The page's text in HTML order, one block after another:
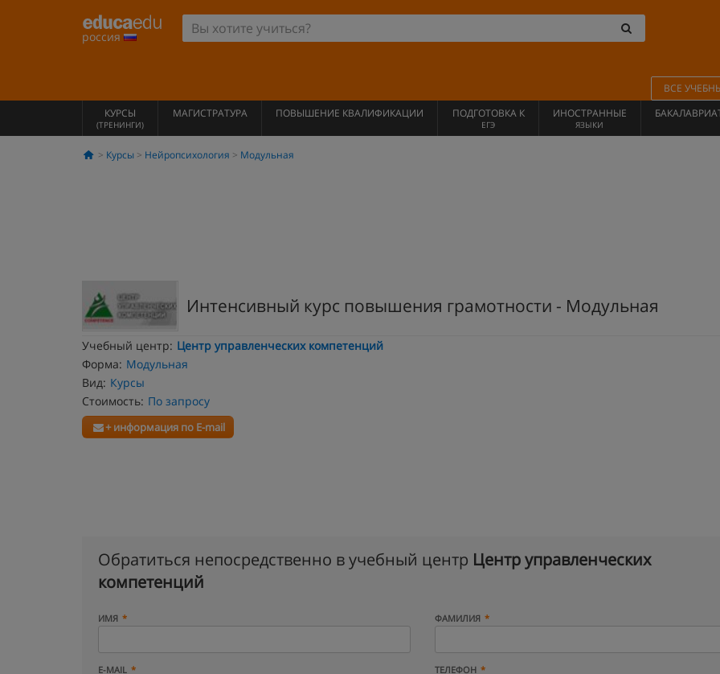
россия
ВСЕ
КУРСЫ
(ТРЕНИНГИ)
МАГИСТРАТУРА ПОВЫШЕНИЕ КВАЛИФИКАЦИИ ПОДГОТОВКА К
ЕГЭ
ИНОСТРАННЫЕ
ЯЗЫКИ
Курсы Нейропсихология Модульная
Интенсивный курс повышения грамотности - Модульная
Учебный центр: Центр управленческих компетенций
Форма: Модульная
Вид: Курсы
Стоимость: По запросу
+ информация по E-mail
Обратиться непосредственно в учебный центр Центр управленческих
компетенций
ИМЯ ФАМИЛИЯ
E-MAIL ТЕЛЕФОН